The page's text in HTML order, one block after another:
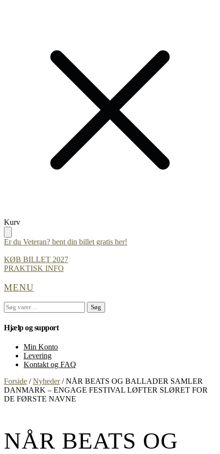
Skip
to
navigation
Skip
to
content
Kurv
Er du Veteran? hent din billet gratis her!
KØB BILLET 2027
PRAKTISK INFO
MENU
Søg
efter:
Søg
Hjælp og support
Min Konto
Levering
Kontakt og FAQ
Forside /Nyheder/NÅR BEATS OG BALLADER SAMLER
DANMARK – ENGAGE FESTIVAL LØFTER SLØRET FOR
DE FØRSTE NAVNE
NÅR BEATS OG